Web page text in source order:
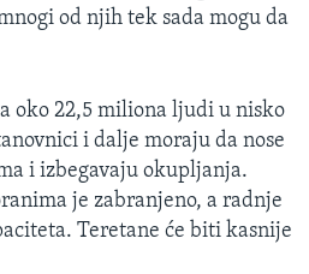
od njih tek sada mogu da
oko 22,5 miliona ljudi u nisko
i dalje moraju da nose
i izbegavaju okupljanja.
je zabranjeno, a radnje
Teretane će biti kasnije